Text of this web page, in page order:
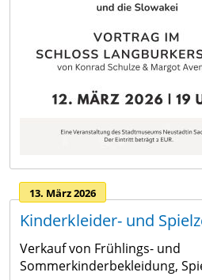
13. März 2026
Kinderkleider- und
Verkauf von Frühlings- und
Sommerkinderbekleidung,